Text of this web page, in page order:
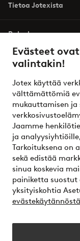
Evästeet
valintakin!
Jotex käyttää
välttämättömiä
mukauttamisen ja
Jaamme
ja
Tarkoituksena on
sekä edistää
sinua koskevia
painiketta suostut
yksityiskohtia
Tietoa Jotexista
Palvelumme
Ehdot
Ystävät
Haluatko